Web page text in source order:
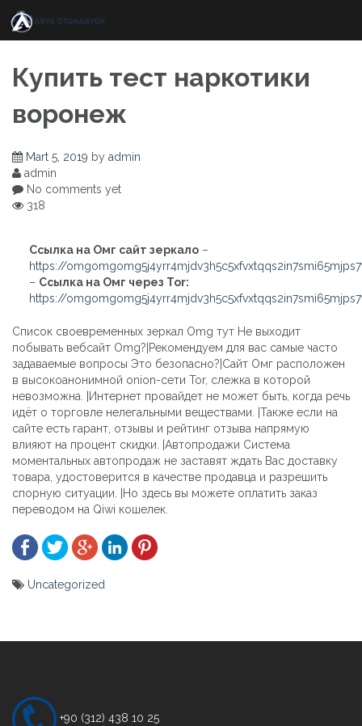
content
Купить тест наркотики
воронеж
Mart 5, 2019 by admin
admin
No comments yet
318
Ссылка на Омг сайт зеркало –
https://
– Ссылка на Омг через Tor:
https://
Список своевременных зеркал Omg тут Не выходит
побывать вебсайт Omg?|Рекомендуем для вас самые часто
задаваемые вопросы Это безопасно?|Сайт Омг расположен
в высокоанонимной onion-сети Tor, слежка в которой
невозможна. |Интернет провайдет не может быть, когда речь
идёт о торговле нелегальными веществами. |Также если на
сайте есть гарант, отзывы и рейтинг отзыва напрямую
влияют на процент скидки. |Автопродажи Система
моментальных автопродаж не заставят ждать Вас доставку
товара, удостоверится в качестве продавца и разрешить
спорную ситуации. |Но здесь вы можете оплатить заказ
переводом на Qiwi кошелек.
Uncategorized
+90 (312) 438 10 25